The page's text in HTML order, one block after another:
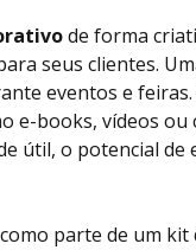
de forma
seus clientes.
eventos e
e-books, vídeos
útil, o potencial
como parte de um kit